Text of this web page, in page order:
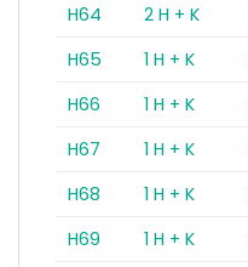
H64
2 H + K
H65
1 H + K
H66
1 H + K
H67
1 H + K
H68
1 H + K
H69
1 H + K